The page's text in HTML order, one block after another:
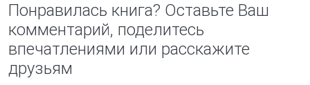
Понравилась книга? Оставьте Ваш
комментарий, поделитесь
впечатлениями или расскажите
друзьям